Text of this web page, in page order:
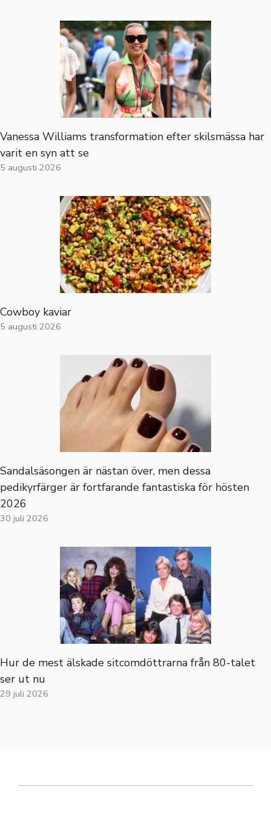
Vanessa Williams transformation efter skilsmässa har
varit en syn att se
5 augusti 2026
Cowboy kaviar
5 augusti 2026
Sandalsäsongen är nästan över, men dessa
pedikyrfärger är fortfarande fantastiska för hösten
2026
30 juli 2026
Hur de mest älskade sitcomdöttrarna från 80-talet
ser ut nu
29 juli 2026